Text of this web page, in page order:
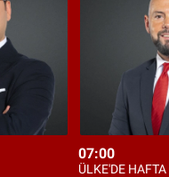
07:00
ÜLKE'DE